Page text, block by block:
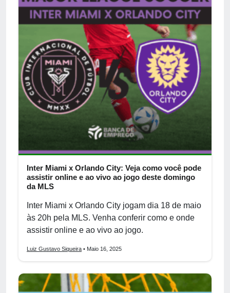
Inter Miami x Orlando City: Veja como você pode
assistir online e ao vivo ao jogo deste domingo
da MLS
Inter Miami x Orlando City jogam dia 18 de maio
às 20h pela MLS. Venha conferir como e onde
assistir online e ao vivo ao jogo.
Luiz Gustavo Siqueira • Maio 16, 2025